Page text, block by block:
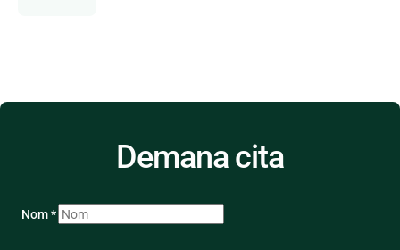
Demana cita
Nom *